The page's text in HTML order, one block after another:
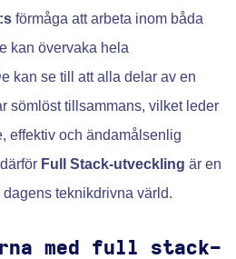
förmåga att arbeta inom båda
kan övervaka hela
kan se till att alla delar av en
sömlöst tillsammans, vilket leder
effektiv och ändamålsenlig
Full Stack-utveckling är en
teknikdrivna värld.
med full stack-